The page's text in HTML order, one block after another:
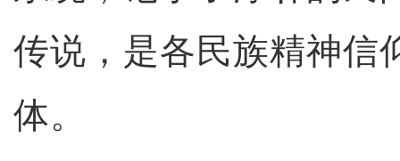
传说，是各民族精神信
体。